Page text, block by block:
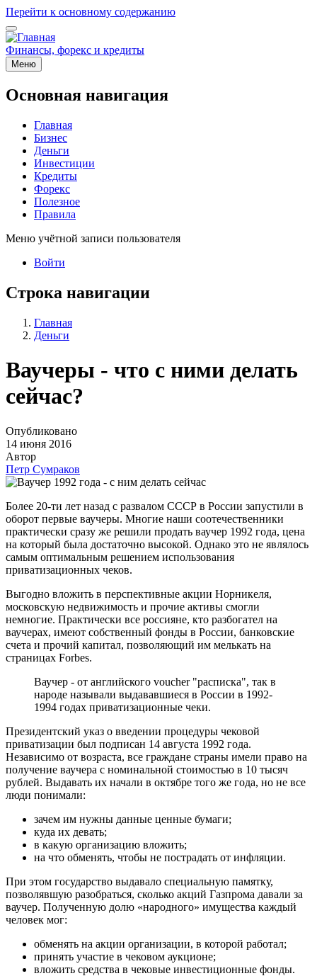
Перейти к основному содержанию
Финансы, форекс и кредиты
Меню
Основная навигация
Главная
Бизнес
Деньги
Инвестиции
Кредиты
Форекс
Полезное
Правила
Меню учётной записи пользователя
Войти
Строка навигации
Главная
Деньги
Ваучеры - что с ними делать
сейчас?
Опубликовано
14 июня 2016
Автор
Петр Сумраков
Более 20-ти лет назад с развалом СССР в России запустили в
оборот первые ваучеры. Многие наши соотечественники
практически сразу же решили продать ваучер 1992 года, цена
на который была достаточно высокой. Однако это не являлось
самым оптимальным решением использования
приватизационных чеков.
Выгодно вложить в перспективные акции Норникеля,
московскую недвижимость и прочие активы смогли
немногие. Практически все россияне, кто разбогател на
ваучерах, имеют собственный фонды в России, банковские
счета и прочий капитал, позволяющий им мелькать на
страницах Forbes.
Ваучер - от английского voucher "расписка", так в
народе называли выдававшиеся в России в 1992-
1994 годах приватизационные чеки.
Президентский указ о введении процедуры чековой
приватизации был подписан 14 августа 1992 года.
Независимо от возраста, все граждане страны имели право на
получение ваучера с номинальной стоимостью в 10 тысяч
рублей. Выдавать их начали в октябре того же года, но не все
люди понимали:
зачем им нужны данные ценные бумаги;
куда их девать;
в какую организацию вложить;
на что обменять, чтобы не пострадать от инфляции.
При этом государство выдавало специальную памятку,
позволявшую разобраться, сколько акций Газпрома давали за
ваучер. Полученную долю «народного» имущества каждый
человек мог:
обменять на акции организации, в которой работал;
принять участие в чековом аукционе;
вложить средства в чековые инвестиционные фонды.